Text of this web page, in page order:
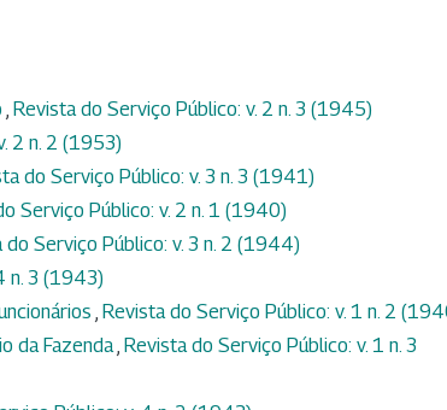
, Revista do Serviço Público: v. 2 n. 3 (1945)
2 n. 2 (1953)
do Serviço Público: v. 3 n. 3 (1941)
Serviço Público: v. 2 n. 1 (1940)
do Serviço Público: v. 3 n. 2 (1944)
n. 3 (1943)
, Revista do Serviço Público: v. 1 n. 2
da Fazenda, Revista do Serviço Público: v. 1 n. 3